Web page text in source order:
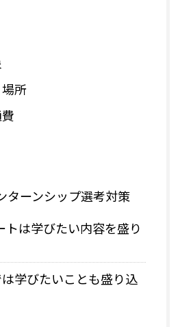
所
ターンシップ選考対策
トは学びたい内容を盛り
学びたいことも盛り込